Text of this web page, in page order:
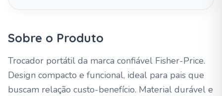
Sobre o Produto
Trocador portátil da marca confiável Fisher-Price.
Design compacto e funcional, ideal para pais que
buscam relação custo-benefício. Material durável e